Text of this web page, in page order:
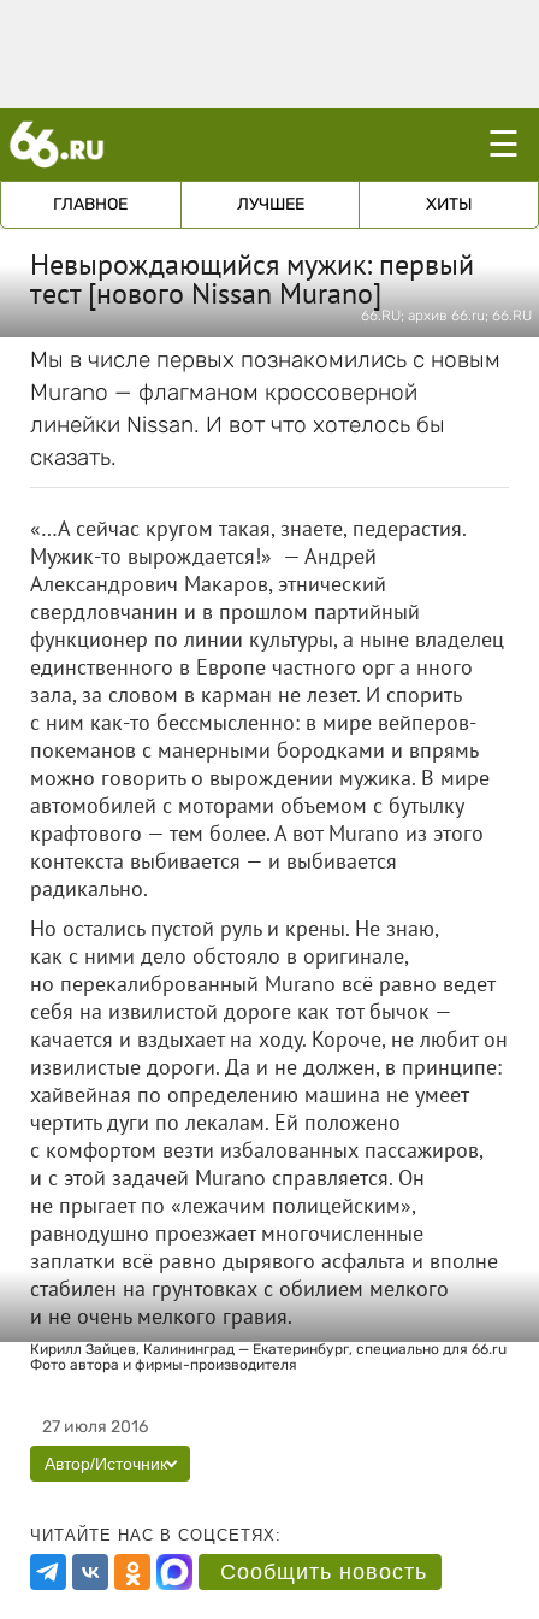
☰
ГЛАВНОЕ ЛУЧШЕЕ ХИТЫ
Невырождающийся мужик: первый
тест [нового Nissan Murano]
66.RU; архив 66.ru; 66.RU
Мы в числе первых познакомились с новым
Murano — флагманом кроссоверной
линейки Nissan. И вот что хотелось бы
сказать.
«…А сейчас кругом такая, знаете, педерастия.
Мужик-то вырождается!» — Андрей
Александрович Макаров, этнический
свердловчанин и в прошлом партийный
функционер по линии культуры, а ныне владелец
единственного в Европе частного орг а нного
зала, за словом в карман не лезет. И спорить
с ним как-то бессмысленно: в мире вейперов-
покеманов с манерными бородками и впрямь
можно говорить о вырождении мужика. В мире
автомобилей с моторами объемом с бутылку
крафтового — тем более. А вот Murano из этого
контекста выбивается — и выбивается
радикально.
Но остались пустой руль и крены. Не знаю,
как с ними дело обстояло в оригинале,
но перекалиброванный Murano всё равно ведет
себя на извилистой дороге как тот бычок —
качается и вздыхает на ходу. Короче, не любит он
извилистые дороги. Да и не должен, в принципе:
хайвейная по определению машина не умеет
чертить дуги по лекалам. Ей положено
с комфортом везти избалованных пассажиров,
и с этой задачей Murano справляется. Он
не прыгает по «лежачим полицейским»,
равнодушно проезжает многочисленные
заплатки всё равно дырявого асфальта и вполне
стабилен на грунтовках с обилием мелкого
и не очень мелкого гравия.
Кирилл Зайцев, Калининград — Екатеринбург, специально для 66.ru
Фото автора и фирмы-производителя
27 июля 2016
Автор/Источник
ЧИТАЙТЕ НАС В СОЦСЕТЯХ:
Сообщить новость